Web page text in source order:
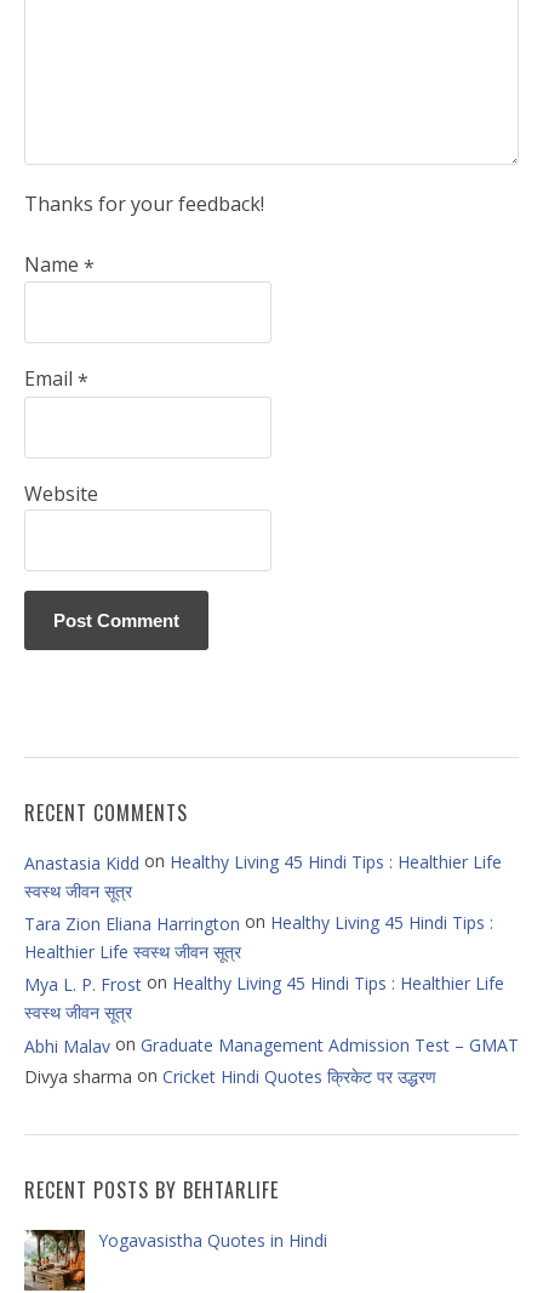
Thanks for your feedback!
Name *
Email *
Website
RECENT COMMENTS
Anastasia Kidd on Healthy Living 45 Hindi Tips : Healthier Life
स्वस्थ जीवन सूत्र
Tara Zion Eliana Harrington on Healthy Living 45 Hindi Tips :
Healthier Life स्वस्थ जीवन सूत्र
Mya L. P. Frost on Healthy Living 45 Hindi Tips : Healthier Life
स्वस्थ जीवन सूत्र
Abhi Malav on Graduate Management Admission Test – GMAT
Divya sharma on Cricket Hindi Quotes क्रिकेट पर उद्धरण
RECENT POSTS BY BEHTARLIFE
Yogavasistha Quotes in Hindi